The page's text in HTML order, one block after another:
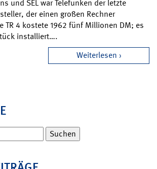
und SEL war Telefunken der letzte
der einen großen Rechner
TR 4 kostete 1962 fünf Millionen DM; es
installiert….
Weiterlesen